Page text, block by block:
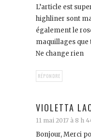
L’article est
highliner sont
également le
maquillages que
Ne change rien
RÉPONDRE
VIOLETTA
11 mai 2017 à 8 h
Bonjour, Merci